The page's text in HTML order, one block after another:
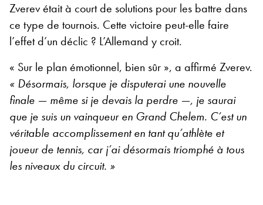
Zverev était à court de solutions pour les battre dans
ce type de tournois. Cette victoire peut-elle faire
l’effet d’un déclic ? L’Allemand y croit.
« Sur le plan émotionnel, bien sûr », a affirmé Zverev.
« Désormais, lorsque je disputerai une nouvelle
finale — même si je devais la perdre —, je saurai
que je suis un vainqueur en Grand Chelem. C’est un
véritable accomplissement en tant qu’athlète et
joueur de tennis, car j’ai désormais triomphé à tous
les niveaux du circuit. »